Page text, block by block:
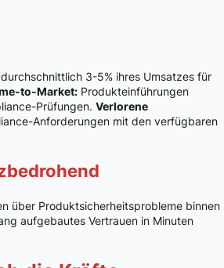
3-5% ihres Umsatzes für
to-Market: Produkteinführungen
Prüfungen. Verlorene
Anforderungen mit den verfügbaren
über Produktsicherheitsprobleme binnen
aufgebautes Vertrauen in Minuten